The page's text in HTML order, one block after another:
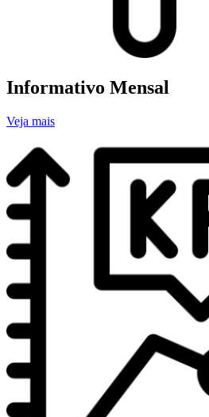
Informativo Mensal
Veja mais